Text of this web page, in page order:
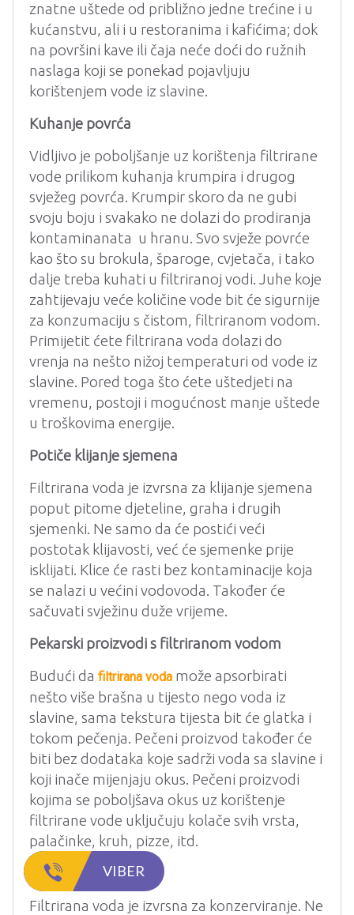
znatne uštede od približno jedne trećine i u
kućanstvu, ali i u restoranima i kafićima; dok
na površini kave ili čaja neće doći do ružnih
naslaga koji se ponekad pojavljuju
korištenjem vode iz slavine.
Kuhanje povrća
Vidljivo je poboljšanje uz korištenja filtrirane
vode prilikom kuhanja krumpira i drugog
svježeg povrća. Krumpir skoro da ne gubi
svoju boju i svakako ne dolazi do prodiranja
kontaminanata u hranu. Svo svježe povrće
kao što su brokula, šparoge, cvjetača, i tako
dalje treba kuhati u filtriranoj vodi. Juhe koje
zahtijevaju veće količine vode bit će sigurnije
za konzumaciju s čistom, filtriranom vodom.
Primijetit ćete filtrirana voda dolazi do
vrenja na nešto nižoj temperaturi od vode iz
slavine. Pored toga što ćete uštedjeti na
vremenu, postoji i mogućnost manje uštede
u troškovima energije.
Potiče klijanje sjemena
Filtrirana voda je izvrsna za klijanje sjemena
poput pitome djeteline, graha i drugih
sjemenki. Ne samo da će postići veći
postotak klijavosti, već će sjemenke prije
isklijati. Klice će rasti bez kontaminacije koja
se nalazi u većini vodovoda. Također će
sačuvati svježinu duže vrijeme.
Pekarski proizvodi s filtriranom vodom
Budući da filtrirana voda može apsorbirati
nešto više brašna u tijesto nego voda iz
slavine, sama tekstura tijesta bit će glatka i
tokom pečenja. Pečeni proizvod također će
biti bez dodataka koje sadrži voda sa slavine i
koji inače mijenjaju okus. Pečeni proizvodi
kojima se poboljšava okus uz korištenje
filtrirane vode uključuju kolače svih vrsta,
palačinke, kruh, pizze, itd.
Konzerviranje
Filtrirana voda je izvrsna za konzerviranje. Ne
VIBER